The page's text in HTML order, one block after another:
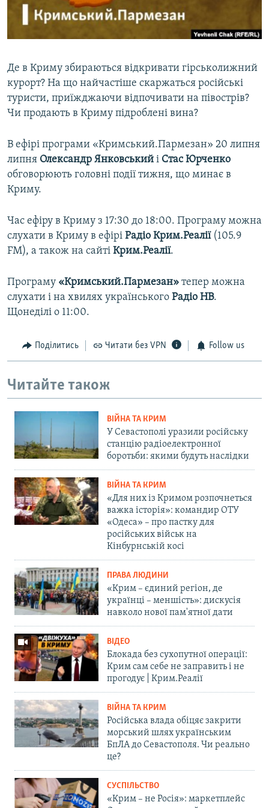
ВІДЕОУРОКИ «ELIFBE»
ІНФОГРАФІКА
Русский
Qırımtatar
ДОЛУЧАЙСЯ!
Де в Криму збираються відкривати гірськолижний
курорт? На що найчастіше скаржаться російські
туристи, приїжджаючи відпочивати на півострів?
Чи продають в Криму підроблені вина?
В ефірі програми «Кримський.Пармезан» 20 липня
липня Олександр Янковський і Стас Юрченко
обговорюють головні події тижня, що минає в
Криму.
Час ефіру в Криму з 17:30 до 18:00. Програму можна
слухати в Криму в ефірі Радіо Крим.Реалії (105.9
FM), а також на сайті Крим.Реалії.
Програму «Кримський.Пармезан» тепер можна
слухати і на хвилях українського Радіо НВ.
Щонеділі о 11:00.
Поділитись Читати без VPN Follow us
Читайте також
ВІЙНА ТА КРИМ
У Севастополі уразили російську
станцію радіоелектронної
боротьби: якими будуть наслідки
ВІЙНА ТА КРИМ
«Для них із Кримом розпочнеться
важка історія»: командир ОТУ
«Одеса» – про пастку для
російських військ на
Кінбурнській косі
ПРАВА ЛЮДИНИ
«Крим – єдиний регіон, де
українці – меншість»: дискусія
навколо нової пам'ятної дати
ВІДЕО
Блокада без сухопутної операції:
Крим сам себе не заправить і не
прогодує | Крим.Реалії
ВІЙНА ТА КРИМ
Російська влада обіцяє закрити
морський шлях українським
БпЛА до Севастополя. Чи реально
це?
СУСПІЛЬСТВО
«Крим – не Росія»: маркетплейс